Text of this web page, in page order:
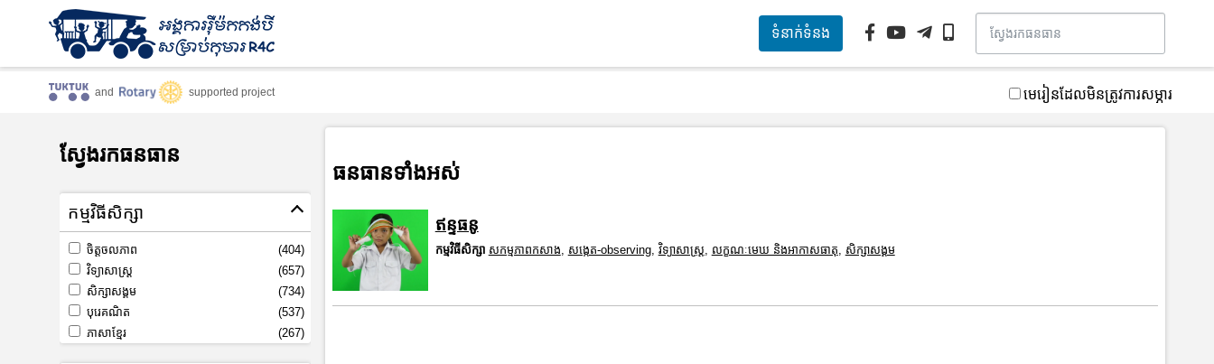
ទំនាក់ទំនង
and supported project មេរៀនដែលមិនត្រូវការសម្ភារ
ស្វែងរកធនធាន
កម្មវិធីសិក្សា
(404)
ចិត្តចលភាព
(657)
វិទ្យាសាស្រ្ត
(734)
សិក្សាសង្គម
(537)
បុរេគណិត
(267)
ភាសាខ្មែរ
ធនធានទាំងអស់
ឥន្ទធនូ
កម្មវិធីសិក្សា សកម្មភាពកសាង សង្កេត-observing, វិទ្យាសាស្រ្ត លក្ខណៈមេឃ និងអាកាសធាតុ សិក្សាសង្គម